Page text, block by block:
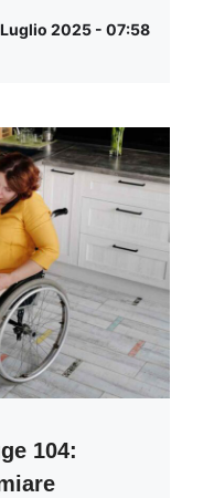
2025 - 07:58
104: